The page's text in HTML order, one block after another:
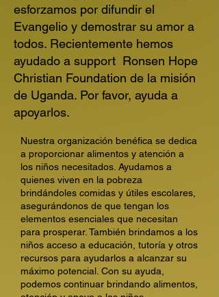
esforzamos por difundir el
Evangelio y demostrar su amor a
todos. Recientemente hemos
ayudado a support Ronsen Hope
Christian Foundation de la misión
de Uganda. Por favor, ayuda a
apoyarlos.
Nuestra organización benéfica se dedica
a proporcionar alimentos y atención a
los niños necesitados. Ayudamos a
quienes viven en la pobreza
brindándoles comidas y útiles escolares,
asegurándonos de que tengan los
elementos esenciales que necesitan
para prosperar. También brindamos a los
niños acceso a educación, tutoría y otros
recursos para ayudarlos a alcanzar su
máximo potencial. Con su ayuda,
podemos continuar brindando alimentos,